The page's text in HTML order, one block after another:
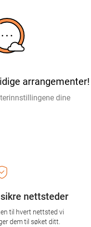
arrangementer!
dine
nettsteder
til hvert nettsted vi
dem til søket ditt.